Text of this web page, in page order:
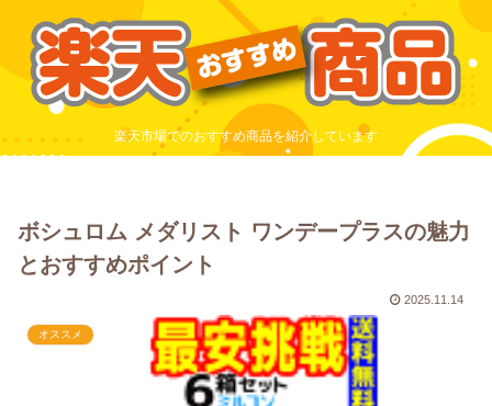
楽天市場でのおすすめ商品を紹介しています
ボシュロム メダリスト ワンデープラスの魅力
とおすすめポイント
2025.11.14
オススメ